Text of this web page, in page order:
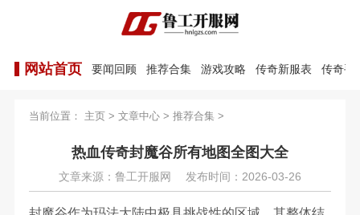
网站首页 要闻回顾 推荐合集 游戏攻略 传奇新服表 传奇手
当前位置： 主页> 文章中心> 推荐合集 >
热血传奇封魔谷所有地图全图大全
文章来源：鲁工开服网 发布时间：2026-03-26